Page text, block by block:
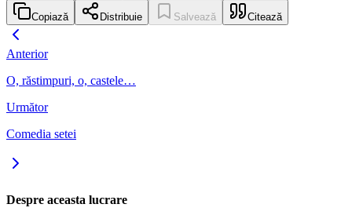
Copiază Distribuie Salvează Citează
Anterior
O, răstimpuri, o, castele…
Următor
Comedia setei
Despre aceasta lucrare